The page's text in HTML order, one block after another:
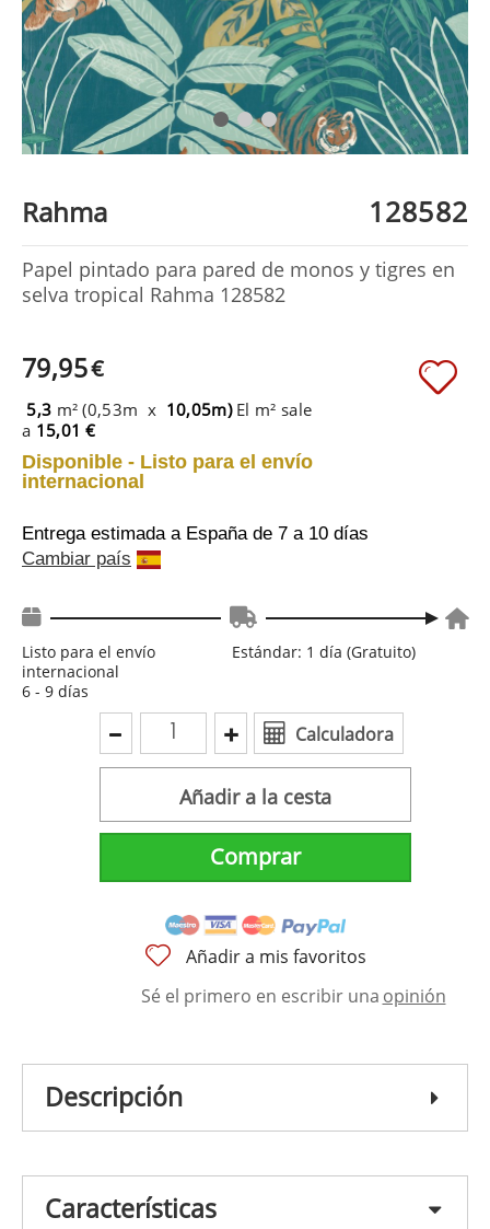
Rahma 128582
Papel pintado para pared de monos y tigres en
selva tropical Rahma 128582
79,95€
5,3 m² (0,53m x 10,05m) El m² sale
a 15,01 €
Disponible - Listo para el envío
internacional
Entrega estimada a España de 7 a 10 días
Cambiar país
Listo para el envío
internacional
6 - 9 días
Estándar: 1 día (Gratuito)
Calculadora
Añadir a la cesta
Comprar
Añadir a mis favoritos
Sé el primero en escribir una opinión
Descripción
Características